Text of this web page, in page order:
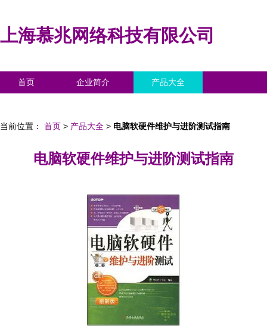
上海慕兆网络科技有限公司
首页 企业简介 产品大全
当前位置： 首页 > 产品大全 > 电脑软硬件维护与进阶测试指南
电脑软硬件维护与进阶测试指南